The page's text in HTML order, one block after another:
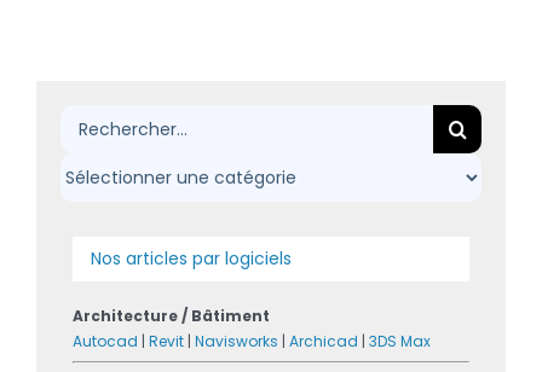
Rechercher:
Nos articles par logiciels
Architecture / Bâtiment
Autocad | Revit | Navisworks | Archicad | 3DS Max